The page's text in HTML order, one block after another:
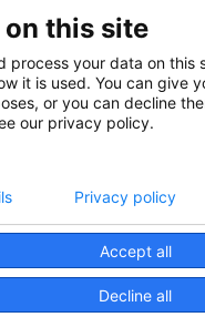
kennisbank van het
op jouw vakgebied
this site
process your data on this
it is used. You can give
or you can decline
our privacy policy.
Accept all
Decline all
Privacy policy